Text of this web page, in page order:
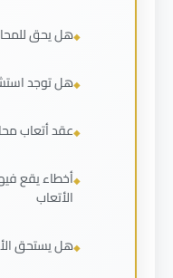
هل يحق
هل توجد
عقد أتعاب
أخطاء يقع
الأتعاب
هل يستحق